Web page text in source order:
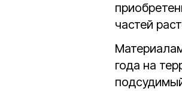
частей
года на